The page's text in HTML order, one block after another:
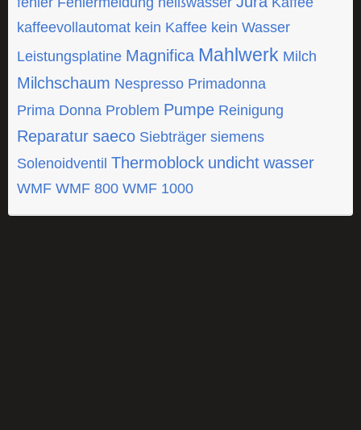
kaffeevollautomat kein Kaffee kein Wasser
Leistungsplatine Magnifica Mahlwerk Milch
Milchschaum Nespresso Primadonna
Prima Donna Problem Pumpe Reinigung
Reparatur saeco Siebträger siemens
Solenoidventil Thermoblock undicht wasser
WMF WMF 800 WMF 1000